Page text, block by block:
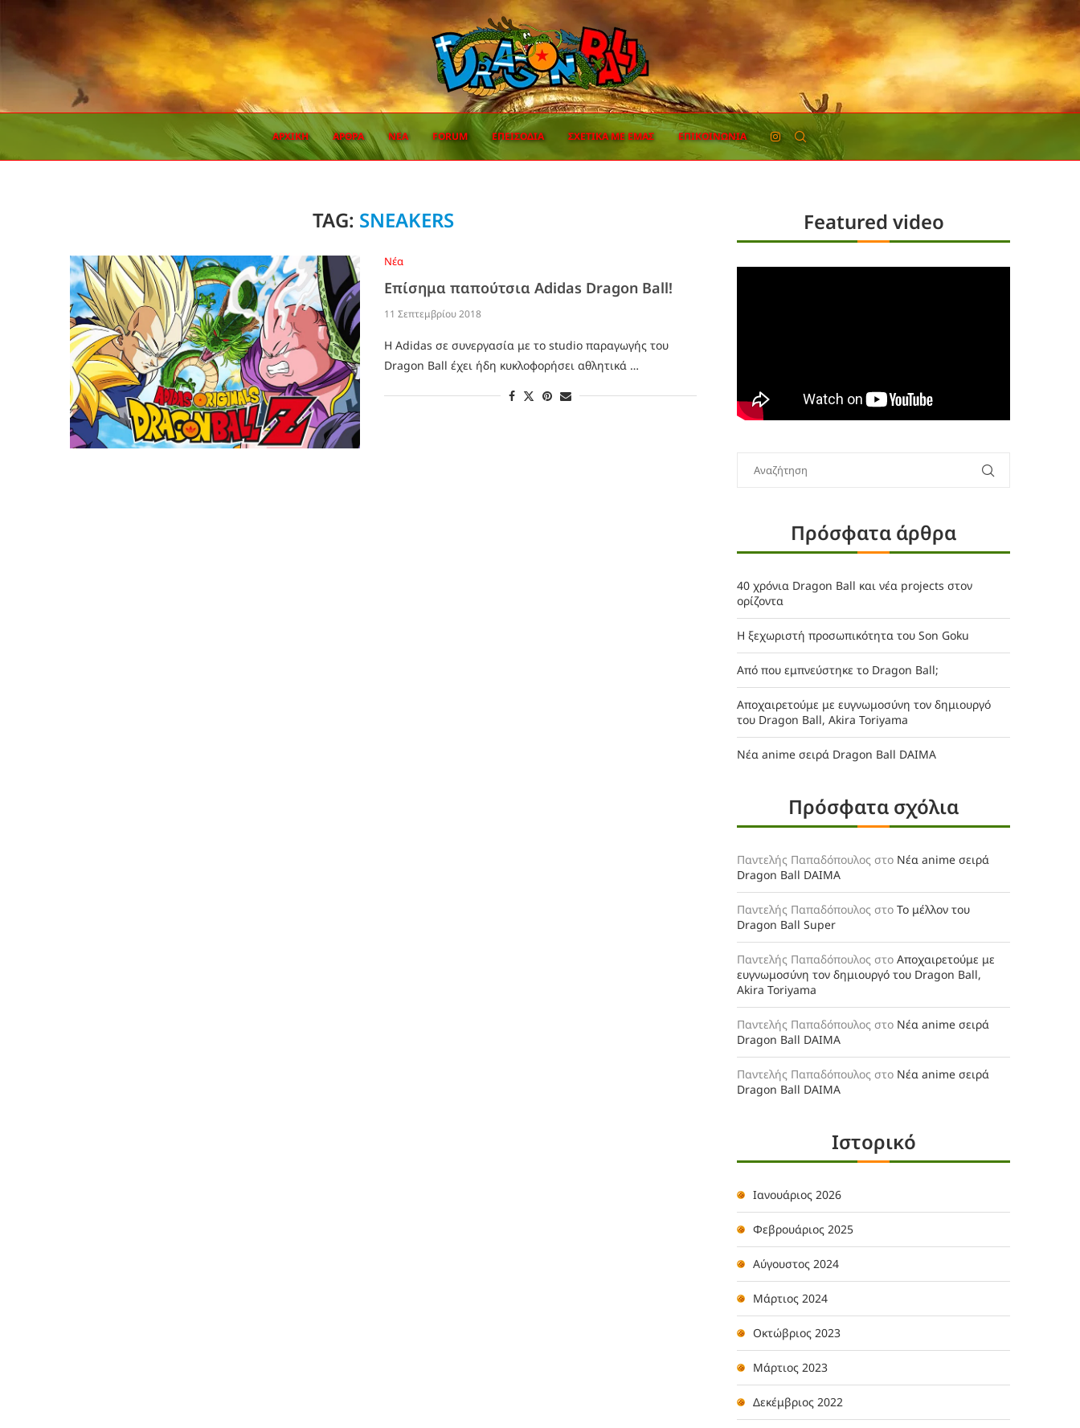
ΑΡΧΙΚΗ ΆΡΘΡΑ ΝΈΑ FORUM ΕΠΕΙΣΌΔΙΑ ΣΧΕΤΙΚΆ ΜΕ ΕΜΆΣ ΕΠΙΚΟΙΝΩΝΊΑ
TAG: SNEAKERS
Νέα
Επίσημα παπούτσια Adidas Dragon Ball!
11 Σεπτεμβρίου 2018
Η Adidas σε συνεργασία με το studio παραγωγής του
Dragon Ball έχει ήδη κυκλοφορήσει αθλητικά …
Featured video
Πρόσφατα άρθρα
40 χρόνια Dragon Ball και νέα projects στον
ορίζοντα
Η ξεχωριστή προσωπικότητα του Son Goku
Από που εμπνεύστηκε το Dragon Ball;
Αποχαιρετούμε με ευγνωμοσύνη τον δημιουργό
του Dragon Ball, Akira Toriyama
Νέα anime σειρά Dragon Ball DAIMA
Πρόσφατα σχόλια
Παντελής Παπαδόπουλος στο Νέα anime σειρά
Dragon Ball DAIMA
Παντελής Παπαδόπουλος στο Το μέλλον του
Dragon Ball Super
Παντελής Παπαδόπουλος στο Αποχαιρετούμε με
ευγνωμοσύνη τον δημιουργό του Dragon Ball,
Akira Toriyama
Παντελής Παπαδόπουλος στο Νέα anime σειρά
Dragon Ball DAIMA
Παντελής Παπαδόπουλος στο Νέα anime σειρά
Dragon Ball DAIMA
Ιστορικό
Ιανουάριος 2026
Φεβρουάριος 2025
Αύγουστος 2024
Μάρτιος 2024
Οκτώβριος 2023
Μάρτιος 2023
Δεκέμβριος 2022